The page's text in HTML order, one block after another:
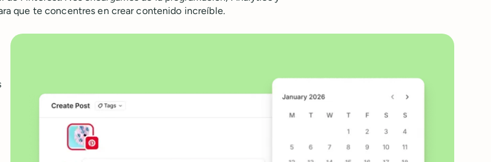
que te concentres en crear contenido increíble.